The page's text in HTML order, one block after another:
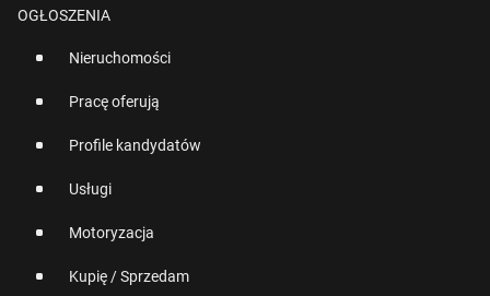
OGŁOSZENIA
Nieruchomości
Pracę oferują
Profile kandydatów
Usługi
Motoryzacja
Kupię / Sprzedam